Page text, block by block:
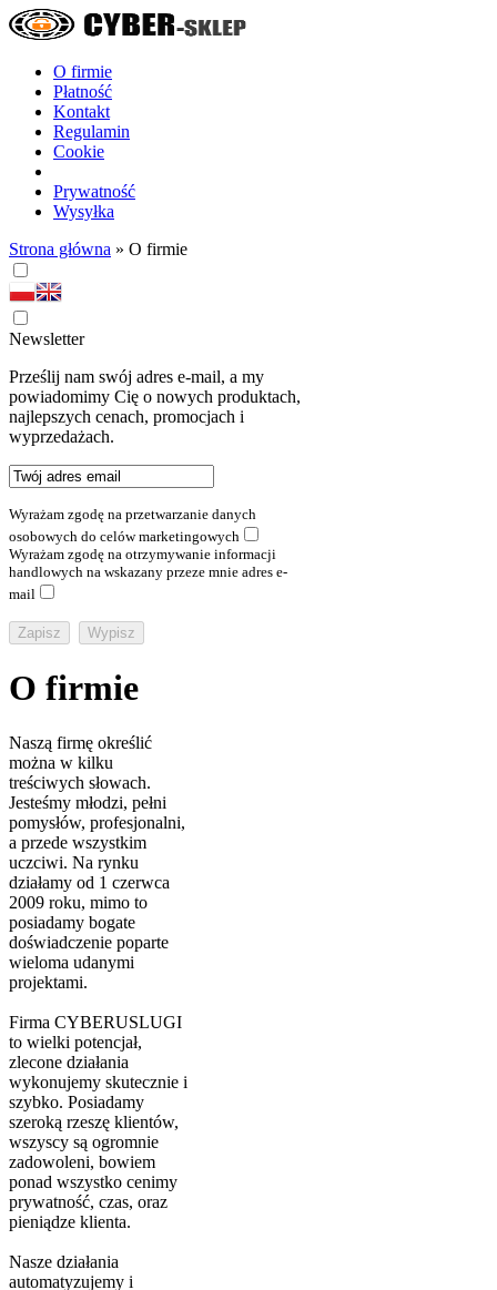
O firmie
Płatność
Kontakt
Regulamin
Cookie
Prywatność
Wysyłka
Strona główna » O firmie
Newsletter
Prześlij nam swój adres e-mail, a my
powiadomimy Cię o nowych produktach,
najlepszych cenach, promocjach i
wyprzedażach.
Wyrażam zgodę na przetwarzanie danych
osobowych do celów marketingowych
Wyrażam zgodę na otrzymywanie informacji
handlowych na wskazany przeze mnie adres e-
mail
O firmie
Naszą firmę określić
można w kilku
treściwych słowach.
Jesteśmy młodzi, pełni
pomysłów, profesjonalni,
a przede wszystkim
uczciwi. Na rynku
działamy od 1 czerwca
2009 roku, mimo to
posiadamy bogate
doświadczenie poparte
wieloma udanymi
projektami.
Firma CYBERUSLUGI
to wielki potencjał,
zlecone działania
wykonujemy skutecznie i
szybko. Posiadamy
szeroką rzeszę klientów,
wszyscy są ogromnie
zadowoleni, bowiem
ponad wszystko cenimy
prywatność, czas, oraz
pieniądze klienta.
Nasze działania
automatyzujemy i